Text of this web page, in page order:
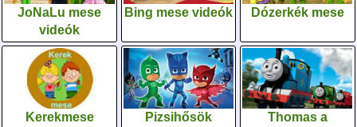
JoNaLu mese
videók
Bing mese videók Dózerkék mese
Kerekmese Pizsihősök
Thomas a